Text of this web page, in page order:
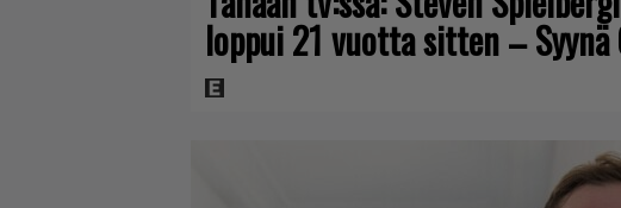
loppui 21 vuotta sitten –